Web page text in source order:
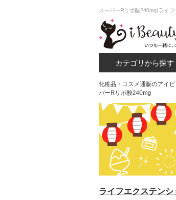
スーパーRリポ酸240mg(ライ
カテゴリから探す
化粧品・コスメ通販のアイ
パーRリポ酸240mg
ライフエクステン